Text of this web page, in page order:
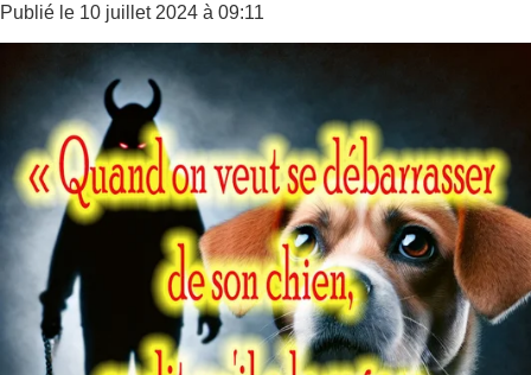
Publié le 10 juillet 2024 à 09:11